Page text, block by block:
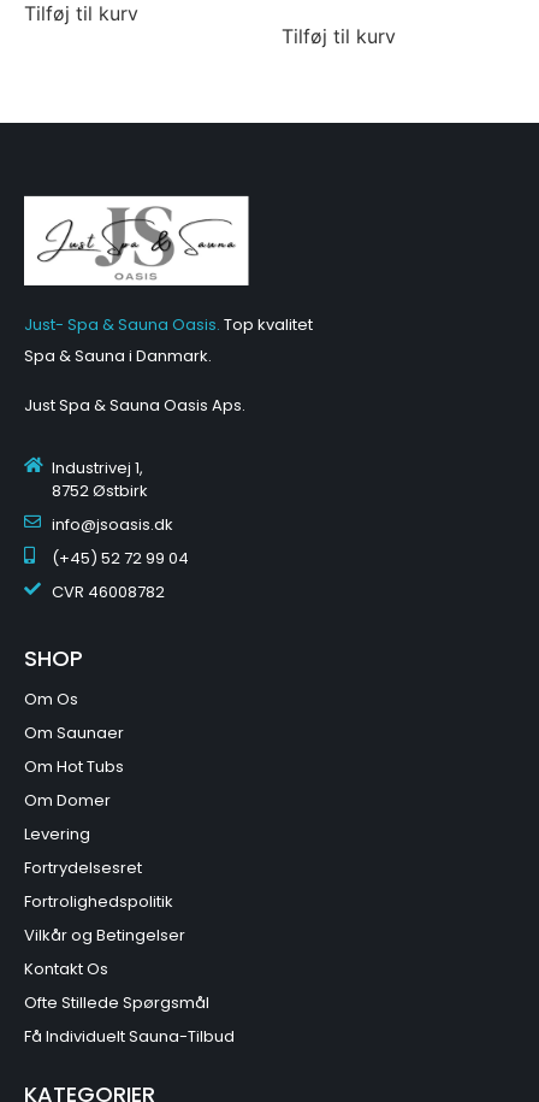
Tilføj til kurv
Tilføj til kurv
Just- Spa & Sauna Oasis. Top kvalitet
Spa & Sauna i Danmark.
Just Spa & Sauna Oasis Aps.
Industrivej 1,
8752 Østbirk
info@jsoasis.dk
(+45) 52 72 99 04
CVR 46008782
SHOP
Om Os
Om Saunaer
Om Hot Tubs
Om Domer
Levering
Fortrydelsesret
Fortrolighedspolitik
Vilkår og Betingelser
Kontakt Os
Ofte Stillede Spørgsmål
Få Individuelt Sauna-Tilbud
KATEGORIER